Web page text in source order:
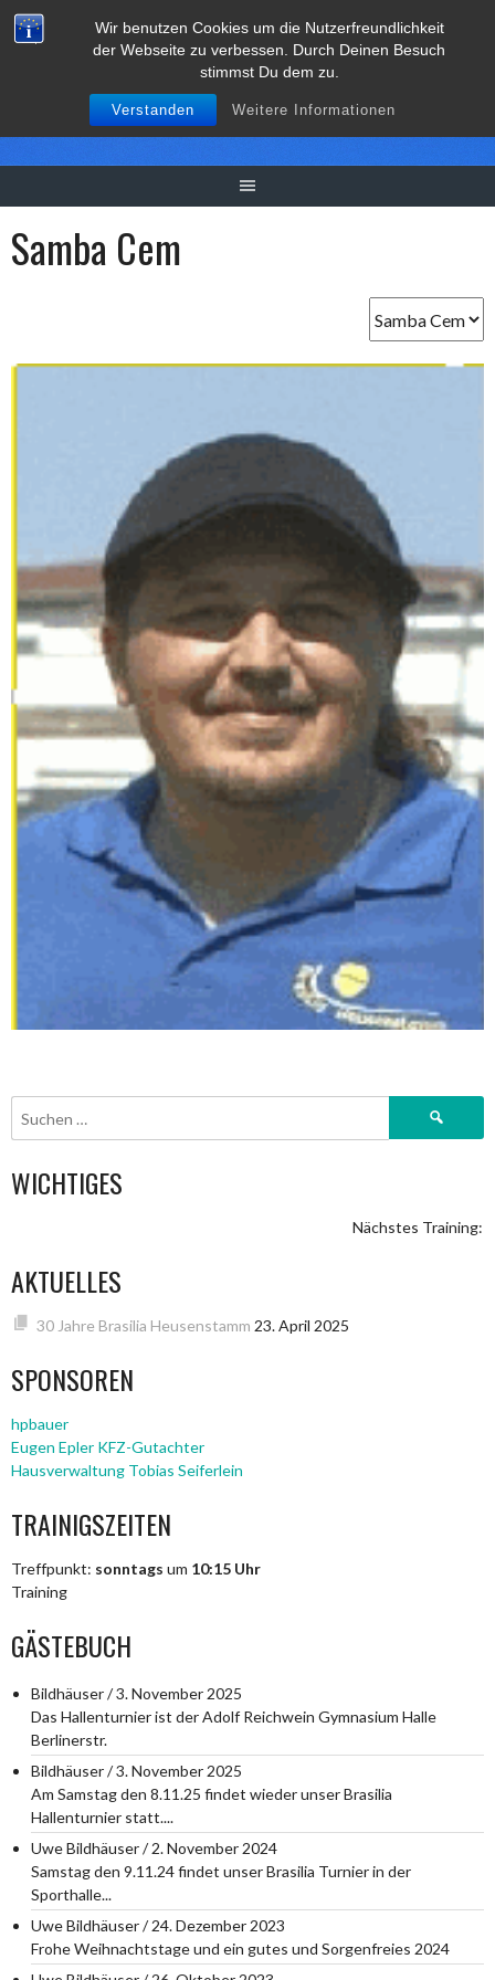
Wir benutzen Cookies um die Nutzerfreundlichkeit
der Webseite zu verbessen. Durch Deinen Besuch
stimmst Du dem zu.
Verstanden Weitere Informationen
Springe
zum
Samba Cem
Suchen
WICHTIGES
Nächstes Training:
AKTUELLES
30 Jahre Brasilia Heusenstamm 23. April 2025
SPONSOREN
hpbauer
Eugen Epler KFZ-Gutachter
Hausverwaltung Tobias Seiferlein
TRAINIGSZEITEN
Treffpunkt: sonntags um 10:15 Uhr
Training
GÄSTEBUCH
Bildhäuser/3. November 2025
Das Hallenturnier ist der Adolf Reichwein Gymnasium Halle
Berlinerstr.
Bildhäuser/3. November 2025
Am Samstag den 8.11.25 findet wieder unser Brasilia
Hallenturnier statt....
Uwe Bildhäuser/2. November 2024
Samstag den 9.11.24 findet unser Brasilia Turnier in der
Sporthalle...
Uwe Bildhäuser/24. Dezember 2023
Frohe Weihnachtstage und ein gutes und Sorgenfreies 2024